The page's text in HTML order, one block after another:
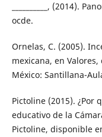
__________, (2014).
ocde.
Ornelas, C. (2005).
mexicana, en
México: Santillana-
Pictoline (2015). ¿Por
educativo de la
Pictoline, disponible